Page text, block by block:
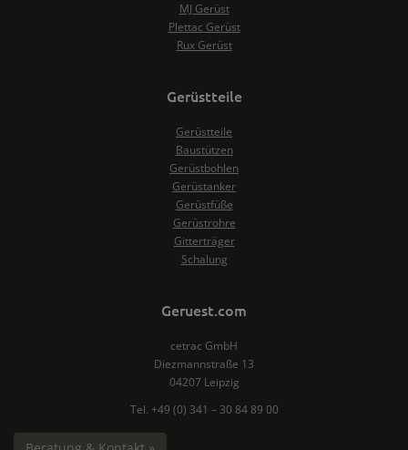
MJ Gerüst
Plettac Gerüst
Rux Gerüst
Gerüstteile
Gerüstteile
Baustützen
Gerüstbohlen
Gerüstanker
Gerüstfüße
Gerüstrohre
Gitterträger
Schalung
Geruest.com
cetrac GmbH
Diezmannstraße 13
04207 Leipzig
Tel. +49 (0) 341 – 30 84 89 00